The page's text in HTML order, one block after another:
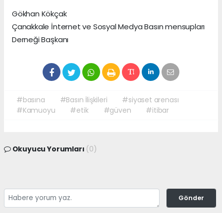
Gökhan Kökçak
Çanakkale İnternet ve Sosyal Medya Basın mensupları
Derneği Başkanı
#basına #Basın İlişkileri
#siyaset arenası
#Kamuoyu
#etik #güven #itibar
Okuyucu Yorumları (0)
Gönder